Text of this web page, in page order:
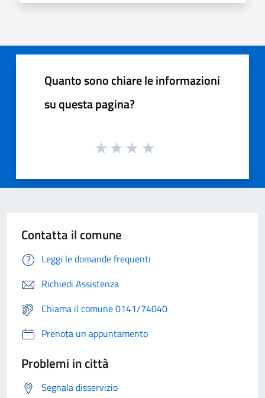
Quanto sono chiare le informazioni
su questa pagina?
Contatta il comune
Leggi le domande frequenti
Richiedi Assistenza
Chiama il comune 0141/74040
Prenota un appuntamento
Problemi in città
Segnala disservizio